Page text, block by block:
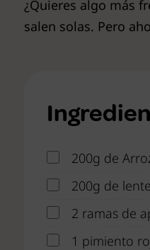
¿Quieres algo más
salen solas. Pero
200g de
200g de
2 ramas de
1 pimiento